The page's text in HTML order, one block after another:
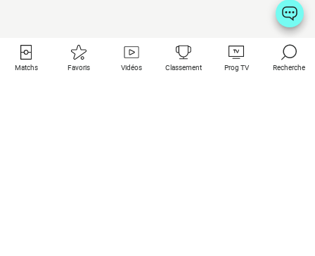
Matchs Favoris Vidéos Classement Prog TV Recherche